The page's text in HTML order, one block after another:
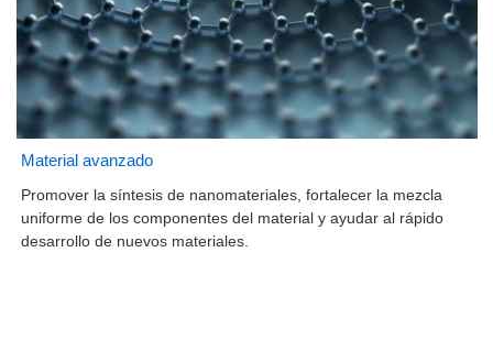
Material avanzado
Promover la síntesis de nanomateriales, fortalecer la mezcla
uniforme de los componentes del material y ayudar al rápido
desarrollo de nuevos materiales.